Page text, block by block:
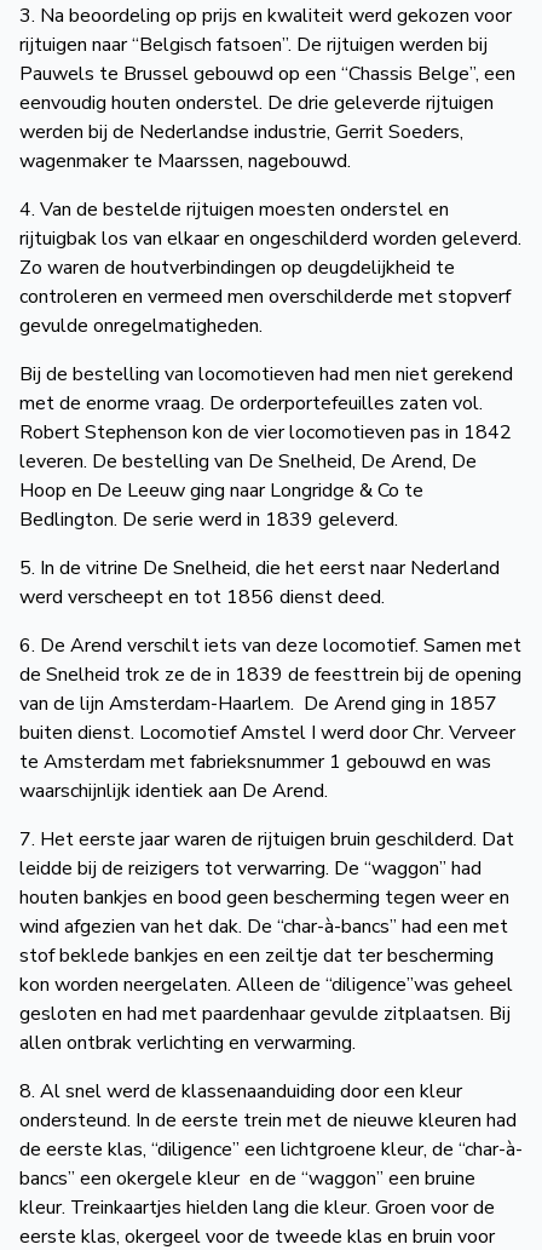
3. Na beoordeling op prijs en kwaliteit werd gekozen voor
rijtuigen naar “Belgisch fatsoen”. De rijtuigen werden bij
Pauwels te Brussel gebouwd op een “Chassis Belge”, een
eenvoudig houten onderstel. De drie geleverde rijtuigen
werden bij de Nederlandse industrie, Gerrit Soeders,
wagenmaker te Maarssen, nagebouwd.
4. Van de bestelde rijtuigen moesten onderstel en
rijtuigbak los van elkaar en ongeschilderd worden geleverd.
Zo waren de houtverbindingen op deugdelijkheid te
controleren en vermeed men overschilderde met stopverf
gevulde onregelmatigheden.
Bij de bestelling van locomotieven had men niet gerekend
met de enorme vraag. De orderportefeuilles zaten vol.
Robert Stephenson kon de vier locomotieven pas in 1842
leveren. De bestelling van De Snelheid, De Arend, De
Hoop en De Leeuw ging naar Longridge & Co te
Bedlington. De serie werd in 1839 geleverd.
5. In de vitrine De Snelheid, die het eerst naar Nederland
werd verscheept en tot 1856 dienst deed.
6. De Arend verschilt iets van deze locomotief. Samen met
de Snelheid trok ze de in 1839 de feesttrein bij de opening
van de lijn Amsterdam-Haarlem. De Arend ging in 1857
buiten dienst. Locomotief Amstel I werd door Chr. Verveer
te Amsterdam met fabrieksnummer 1 gebouwd en was
waarschijnlijk identiek aan De Arend.
7. Het eerste jaar waren de rijtuigen bruin geschilderd. Dat
leidde bij de reizigers tot verwarring. De “waggon” had
houten bankjes en bood geen bescherming tegen weer en
wind afgezien van het dak. De “char-à-bancs” had een met
stof beklede bankjes en een zeiltje dat ter bescherming
kon worden neergelaten. Alleen de “diligence”was geheel
gesloten en had met paardenhaar gevulde zitplaatsen. Bij
allen ontbrak verlichting en verwarming.
8. Al snel werd de klassenaanduiding door een kleur
ondersteund. In de eerste trein met de nieuwe kleuren had
de eerste klas, “diligence” een lichtgroene kleur, de “char-à-
bancs” een okergele kleur en de “waggon” een bruine
kleur. Treinkaartjes hielden lang die kleur. Groen voor de
eerste klas, okergeel voor de tweede klas en bruin voor